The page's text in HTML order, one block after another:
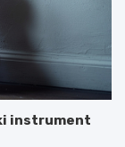
instrument